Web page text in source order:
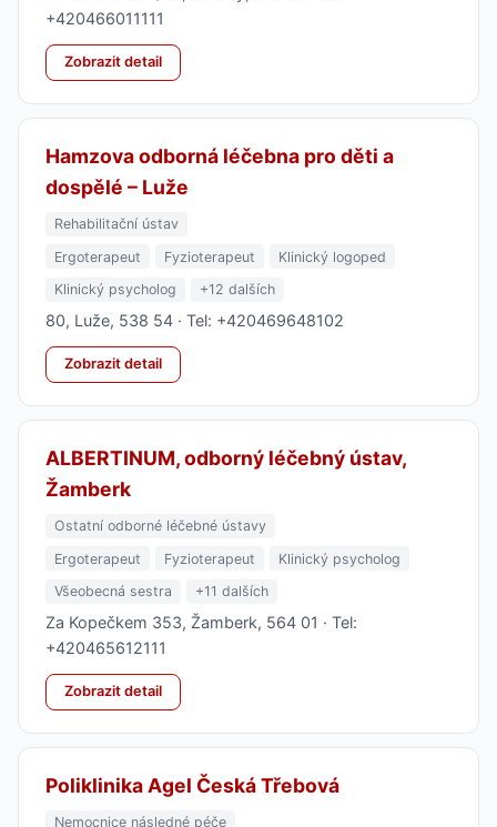
+420466011111
Zobrazit detail
Hamzova odborná léčebna pro děti a
dospělé – Luže
Rehabilitační ústav
Ergoterapeut
Fyzioterapeut
Klinický logoped
Klinický psycholog
+12 dalších
80, Luže, 538 54 · Tel: +420469648102
Zobrazit detail
ALBERTINUM, odborný léčebný ústav,
Žamberk
Ostatní odborné léčebné ústavy
Ergoterapeut
Fyzioterapeut
Klinický psycholog
Všeobecná sestra
+11 dalších
Za Kopečkem 353, Žamberk, 564 01 · Tel:
+420465612111
Zobrazit detail
Poliklinika Agel Česká Třebová
Nemocnice následné péče